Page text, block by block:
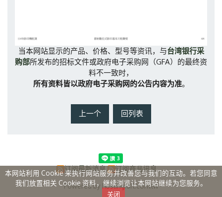
当本网站显示的产品、价格、型号等资讯，与台湾银行采
购部所发布的招标文件或政府电子采购网（GFA）的最终资
料不一致时，
所有资料皆以政府电子采购网的公告内容为准。
上一个 回列表
订阅最新消息 订阅商品讯息
Powered by hosting.url.com.tw
本网站利用 Cookie 来执行网站服务并改善您与我们的互动。若您同意
我们放置相关 Cookie 资料，继续浏览让本网站继续为您服务。